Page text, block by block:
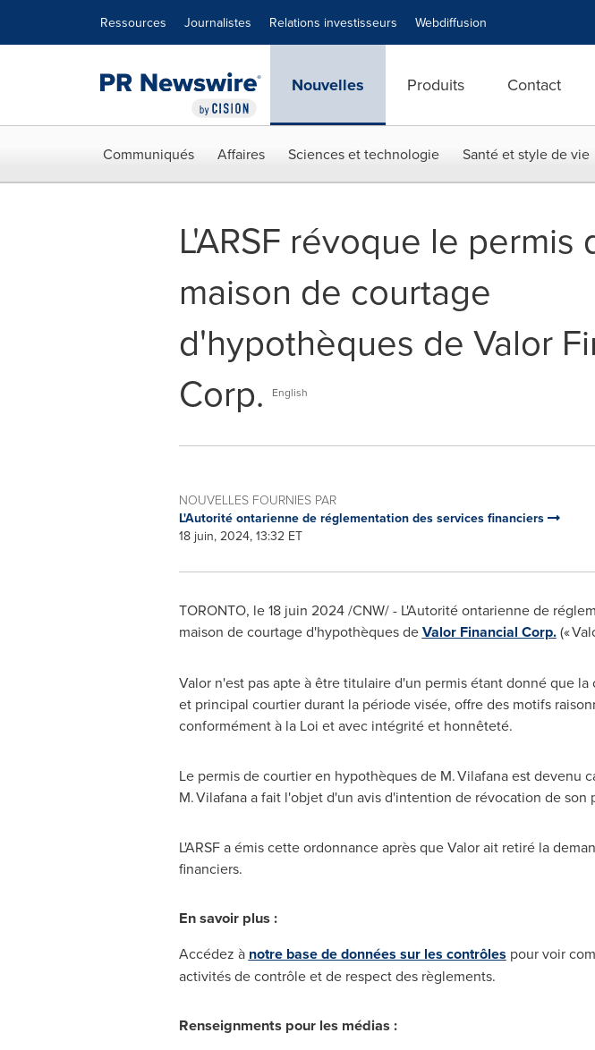
Ressources Journalistes Relations investisseurs Webdiffusion
Nouvelles Produits Contact
Communiqués Affaires Sciences et technologie Santé et style de vie
L'ARSF révoque le permis
maison de courtage
d'hypothèques de Valor
Corp.
English
NOUVELLES FOURNIES PAR
L'Autorité ontarienne de réglementation des services financiers
18 juin, 2024, 13:32 ET
TORONTO, le 18 juin 2024/CNW/ - L'Autorité ontarienne de
maison de courtage d'hypothèques deValor Financial Corp.(«
Valor n'est pas apte à être titulaire d'un permis étant donné que
et principal courtier durant la période visée, offre des motifs
conformément à la Loi et avec intégrité et honnêteté.
Le permis de courtier en hypothèques de M. Vilafana est devenu
M. Vilafana a fait l'objet d'un avis d'intention de révocation de
L'ARSF a émis cette ordonnance après que Valor ait retiré la
financiers.
En savoir plus :
Accédez à notre base de données sur les contrôles pour voir
activités de contrôle et de respect des règlements.
Renseignments pour les médias :